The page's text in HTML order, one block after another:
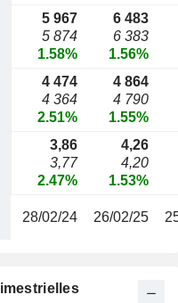
5 967
5 874
1.58%
6 483
6 383
1.56%
4 474
4 364
2.51%
4 864
4 790
1.55%
3,86
3,77
2.47%
4,26
4,20
1.53%
28/02/24 26/02/25